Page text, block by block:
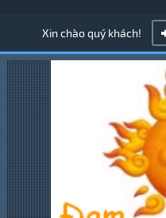
Xin chào quý khách!